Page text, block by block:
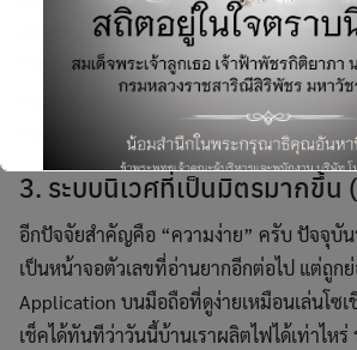
เซลล์ด้วยแล้ว พลังงานสะอาดจากแสงแดดต
ไว้ในระบบแบตเตอรี่ในตัวบ้าน (Home
ตอนกลางคืน ทำให้เราแทบจะเดินทางได้ฟรี
3. ระบบนิเวศที่เป็นมิตรมากขึ้น
อีกปัจจัยสำคัญคือ “ความง่าย” ครับ ปัจจุบั
เป็นหน้าจอตัวเลขที่อ่านยากอีกต่อไป แต่ถูก
Application บนมือถือที่ดูง่ายเหมือนเล่นโซเ
เช็คได้ทันทีว่าวันนี้บ้านเราผลิตไฟได้เท่าไหร่
This will close in5